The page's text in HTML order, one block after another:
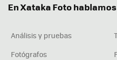
En Xataka Foto
Análisis y pruebas
Fotógrafos